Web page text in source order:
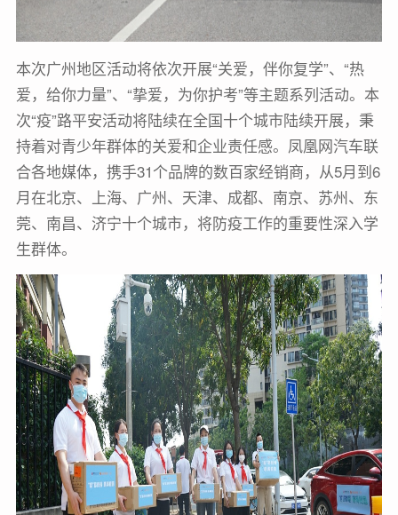
本次广州地区活动将依次开展“关爱，伴你复学”、“热
爱，给你力量”、“挚爱，为你护考”等主题系列活动。本
次“疫”路平安活动将陆续在全国十个城市陆续开展，秉
持着对青少年群体的关爱和企业责任感。凤凰网汽车联
合各地媒体，携手31个品牌的数百家经销商，从5月到6
月在北京、上海、广州、天津、成都、南京、苏州、东
莞、南昌、济宁十个城市，将防疫工作的重要性深入学
生群体。